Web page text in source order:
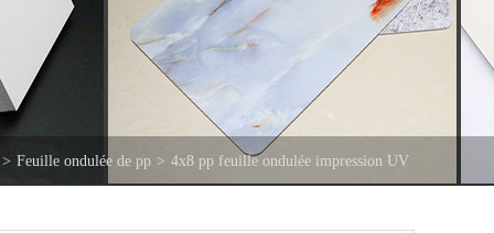
> Feuille ondulée de pp > 4x8 pp feuille ondulée impression UV